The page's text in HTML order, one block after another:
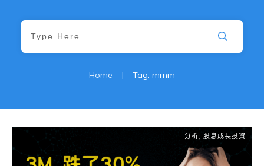
Home | Tag: mmm
分析 股息成長投資